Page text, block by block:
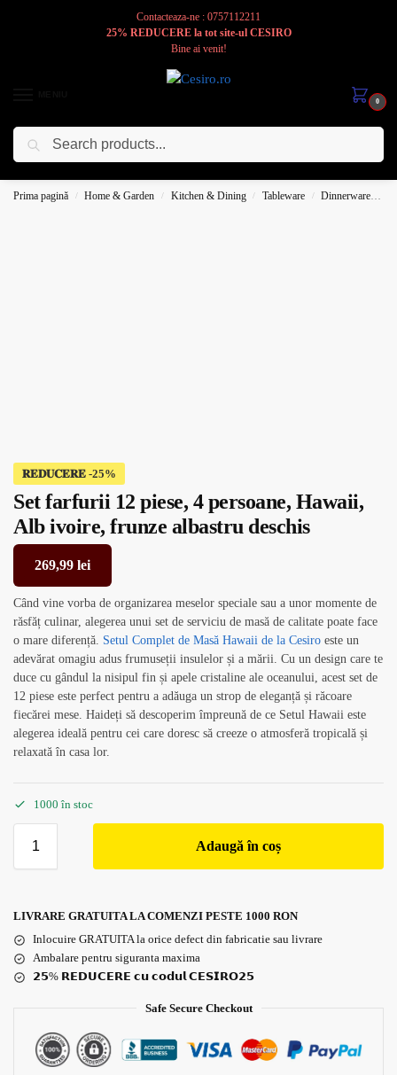
Contacteaza-ne : 0757112211
25% REDUCERE la tot site-ul CESIRO
Bine ai venit!
0
Cesiro
Prima pagină / Home & Garden / Kitchen & Dining / Tableware / Dinnerware
𝐑𝐄𝐃𝐔𝐂𝐄𝐑𝐄
Set farfurii 12 piese, 4 persoane, Hawaii,
Alb ivoire, frunze albastru deschis
269,99 lei
Când vine vorba de organizarea meselor speciale sau a unor momente de
răsfăț culinar, alegerea unui set de serviciu de masă de calitate poate face
o mare diferență. Setul Complet de Masă Hawaii de la Cesiro este un
adevărat omagiu adus frumuseții insulelor și a mării. Cu un design care te
duce cu gândul la nisipul fin și apele cristaline ale oceanului, acest set de
12 piese este perfect pentru a adăuga un strop de eleganță și răcoare
fiecărei mese. Haideți să descoperim împreună de ce Setul Hawaii este
alegerea ideală pentru cei care doresc să creeze o atmosferă tropicală și
relaxată în casa lor.
1000 în stoc
Adaugă în coș
LIVRARE GRATUITA LA COMENZI PESTE 1000 RON
Inlocuire GRATUITA la orice defect din fabricatie sau livrare
Ambalare pentru siguranta maxima
𝟮𝟱% 𝗥𝗘𝗗𝗨𝗖𝗘𝗥𝗘 𝗰𝘂 𝗰𝗼𝗱𝘂𝗹 𝗖𝗘𝗦𝗜𝗥𝗢𝟮𝟱
Safe Secure Checkout